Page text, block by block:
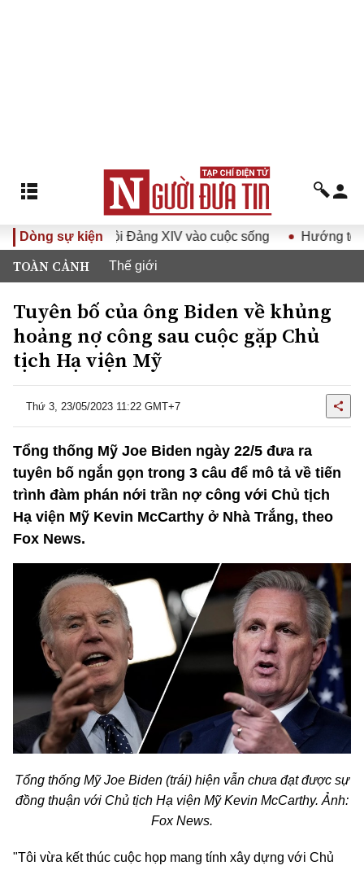
Dòng sự kiện
quyết Đại hội Đảng XIV vào cuộc sống Hướng tới Đại
TOÀN CẢNH Thế giới
Tuyên bố của ông Biden về khủng
hoảng nợ công sau cuộc gặp Chủ
tịch Hạ viện Mỹ
Thứ 3, 23/05/2023 11:22 GMT+7
Tổng thống Mỹ Joe Biden ngày 22/5 đưa ra
tuyên bố ngắn gọn trong 3 câu để mô tả về tiến
trình đàm phán nới trần nợ công với Chủ tịch
Hạ viện Mỹ Kevin McCarthy ở Nhà Trắng, theo
Fox News.
Tổng thống Mỹ Joe Biden (trái) hiện vẫn chưa đạt được sự
đồng thuận với Chủ tịch Hạ viện Mỹ Kevin McCarthy. Ảnh:
Fox News.
"Tôi vừa kết thúc cuộc họp mang tính xây dựng với Chủ